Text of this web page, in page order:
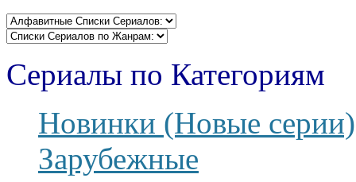
Сериалы по Категориям
Новинки (Новые серии)
Зарубежные